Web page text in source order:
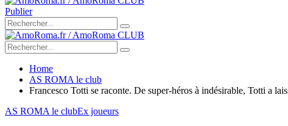
Publier
Home
AS ROMA le club
Francesco Totti se raconte. De super-héros à indésirable, Totti a
AS ROMA le clubEx joueurs